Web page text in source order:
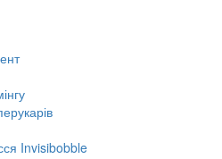
Invisibobble